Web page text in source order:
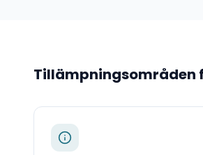
Tillämpningsområden